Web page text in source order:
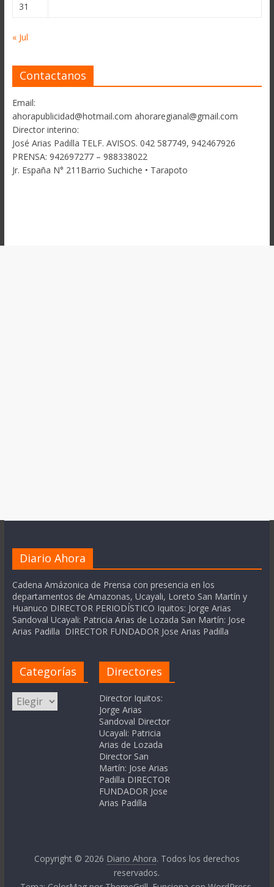
31
« Jul
Contactanos
Email:
ahorapublicidad@hotmail.com ahoraregianal@gmail.com
Director interino:
José Arias Padilla TELF. AVISOS. 042 587749, 942467926
PRENSA: 942697277 – 988338022
Jr. España N° 211Barrio Suchiche • Tarapoto
Diario Ahora
Cadena Amázonica de Prensa con presencia en los
departamentos de Amazonas, Ucayali, Loreto San Martín y
Huanuco DIRECTOR PERIODÍSTICO Iquitos: Jorge Arias
Sandoval Ucayali: Patricia Arias de Lozada San Martín: Jose
Arias Padilla DIRECTOR FUNDADOR Jose Arias Padilla
Categorías
Categorías
Directores
Director Iquitos:
Jorge Arias
Sandoval Director
Ucayali: Patricia
Arias de Lozada
Director San
Martín: Jose Arias
Padilla DIRECTOR
FUNDADOR Jose
Arias Padilla
Copyright © 2026 Diario Ahora. Todos los derechos
reservados.